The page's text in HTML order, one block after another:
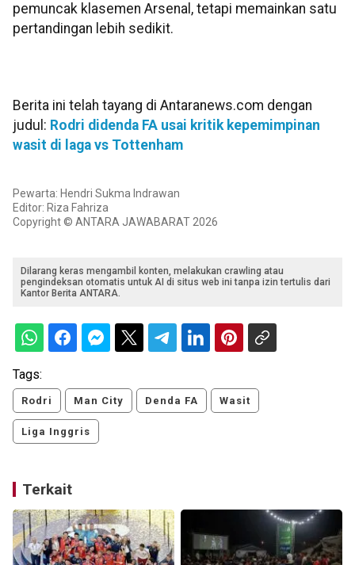
pemuncak klasemen Arsenal, tetapi memainkan satu
pertandingan lebih sedikit.
Berita ini telah tayang di Antaranews.com dengan
judul: Rodri didenda FA usai kritik kepemimpinan
wasit di laga vs Tottenham
Pewarta: Hendri Sukma Indrawan
Editor: Riza Fahriza
Copyright © ANTARA JAWABARAT 2026
Dilarang keras mengambil konten, melakukan crawling atau
pengindeksan otomatis untuk AI di situs web ini tanpa izin tertulis dari
Kantor Berita ANTARA.
Tags:
Rodri Man City Denda FA Wasit
Liga Inggris
Terkait